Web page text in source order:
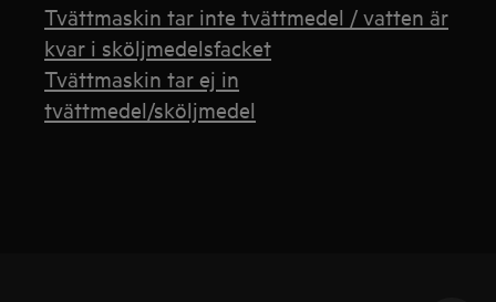
Tvättmaskin tar inte tvättmedel / vatten är
kvar i sköljmedelsfacket
Tvättmaskin tar ej in
tvättmedel/sköljmedel